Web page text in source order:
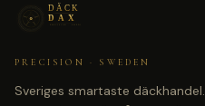
PRECISION · SWEDEN
Sveriges smartaste